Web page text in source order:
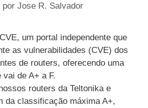
por Jose R. Salvador
um portal independente que
as vulnerabilidades (CVE) dos
de routers, oferecendo uma
de A+ a F.
routers da Teltonika e
da classificação máxima A+,